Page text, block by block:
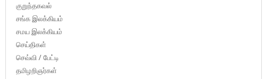
குறுந்தகவல்
சங்க இலக்கியம்
சமய இலக்கியம்
செய்திகள்
செவ்வி / பேட்டி
தமிழறிஞர்கள்